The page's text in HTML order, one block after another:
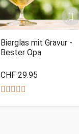
Bierglas mit Gravur -
Bester Opa
CHF 29.95